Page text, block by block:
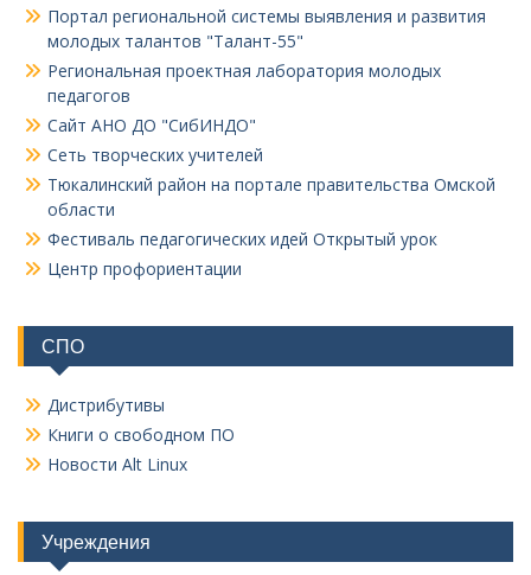
Портал региональной системы выявления и развития
молодых талантов "Талант-55"
Региональная проектная лаборатория молодых
педагогов
Сайт АНО ДО "СибИНДО"
Сеть творческих учителей
Тюкалинский район на портале правительства Омской
области
Фестиваль педагогических идей Открытый урок
Центр профориентации
СПО
Дистрибутивы
Книги о свободном ПО
Новости Alt Linux
Учреждения